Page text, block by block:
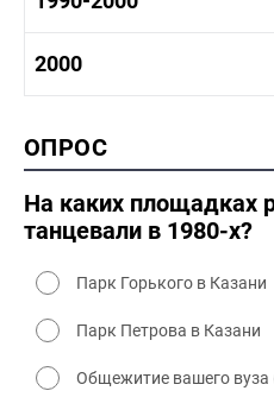
1980-1990 культура
1990-2000 культура
2000
2000
2000 культура
ОПРОС
На каких площадках
танцевали в 1980-х?
Парк Горького в Казани
Парк Петрова в Казани
Общежитие вашего вуза